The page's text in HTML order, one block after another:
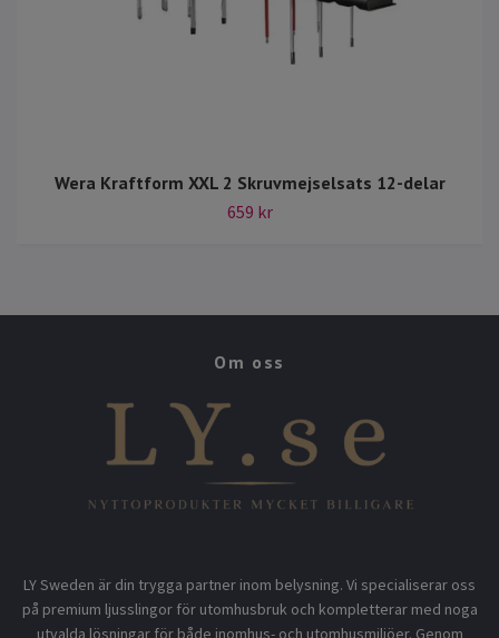
Wera Kraftform XXL 2 Skruvmejselsats 12-delar
659 kr
Om oss
LY Sweden är din trygga partner inom belysning. Vi specialiserar oss
på premium ljusslingor för utomhusbruk och kompletterar med noga
utvalda lösningar för både inomhus- och utomhusmiljöer. Genom